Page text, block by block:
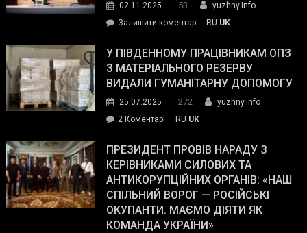
02.11.2025 53
yuzhny.info
Залишити коментарon
завойовує
симпатії
виборців
The
Street
Journal.
RU UK
У ПІВДЕННОМУ ПРАЦІВНИКАМ ОПЗ
З МАТЕРІАЛЬНОГО РЕЗЕРВУ
ВИДАЛИ ГУМАНІТАРНУ ДОПОМОГУ
25.07.2025 272
yuzhny.info
2 Коментарі
Південному
працівникам
ОПЗ
з
матеріального
резерву
RU UK
ПРЕЗИДЕНТ ПРОВІВ НАРАДУ З
КЕРІВНИКАМИ СИЛОВИХ ТА
АНТИКОРУПЦІЙНИХ ОРГАНІВ: «НАШ
СПІЛЬНИЙ ВОРОГ — РОСІЙСЬКІ
ОКУПАНТИ. МАЄМО ДІЯТИ ЯК
КОМАНДА УКРАЇНИ»